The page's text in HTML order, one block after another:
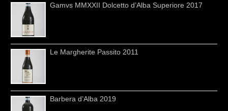
Gamvs MMXXII Dolcetto d’Alba Superiore 2017
Le Margherite Passito 2011
Barbera d’Alba 2019